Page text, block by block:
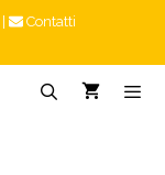
Contatti